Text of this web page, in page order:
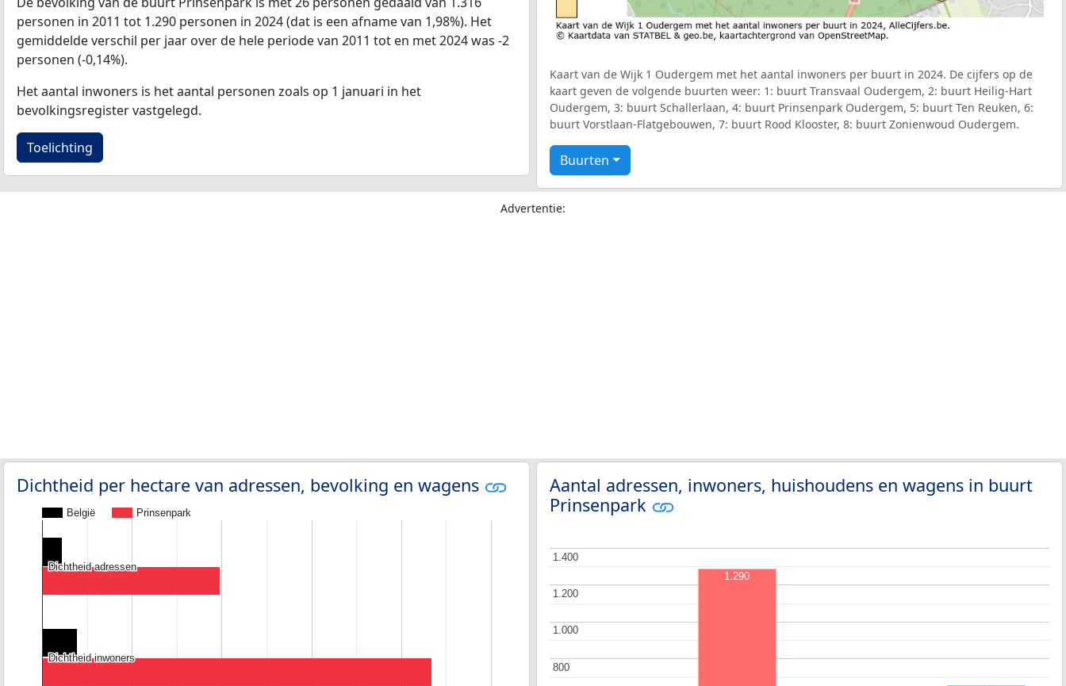
personen in 2011 tot 1.290 personen in 2024 (dat is een afname van 1,98%). Het
gemiddelde verschil per jaar over de hele periode van 2011 tot en met 2024 was -2
personen (-0,14%).
Het aantal inwoners is het aantal personen zoals op 1 januari in het
bevolkingsregister vastgelegd.
Toelichting
Kaart van de Wijk 1 Oudergem met het aantal inwoners per buurt in 2024. De cijfers op de
kaart geven de volgende buurten weer: 1: buurt Transvaal Oudergem, 2: buurt Heilig-Hart
Oudergem, 3: buurt Schallerlaan, 4: buurt Prinsenpark Oudergem, 5: buurt Ten Reuken, 6:
buurt Vorstlaan-Flatgebouwen, 7: buurt Rood Klooster, 8: buurt Zonienwoud Oudergem.
Buurten
Advertentie:
Dichtheid per hectare van adressen, bevolking en wagens
België Prinsenpark
Dichtheid adressen
Dichtheid adressen
Dichtheid inwoners
Dichtheid inwoners
Aantal adressen, inwoners, huishoudens en wagens in buurt
Prinsenpark
800
800
1.000
1.000
1.200
1.200
1.400
1.400
1.290